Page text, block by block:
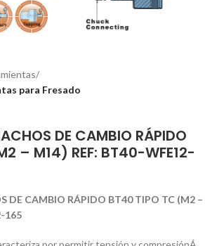
para Fresado
DE CAMBIO RÁPIDO
– M14) REF: BT40-WFE12-
DE CAMBIO RÁPIDO BT40 TIPO TC (M2 –
165